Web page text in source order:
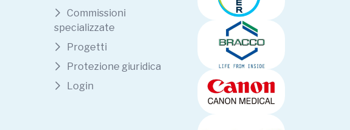
Commissioni
specializzate
Progetti
Protezione giuridica
Login